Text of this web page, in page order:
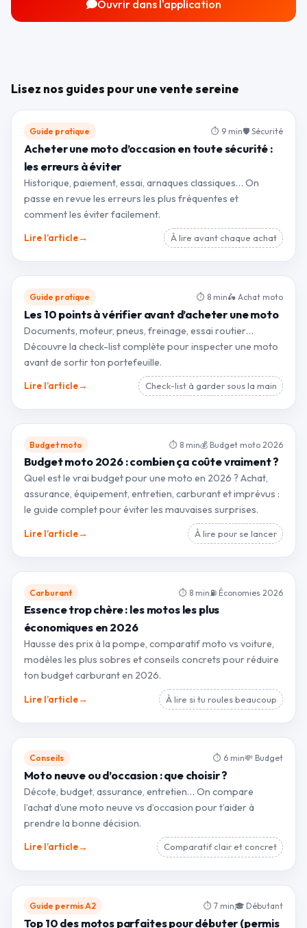
Ouvrir dans l'application
Lisez nos guides pour une vente sereine
Guide pratique ⏱ 9 min🛡 Sécurité
Acheter une moto d’occasion en toute sécurité :
les erreurs à éviter
Historique, paiement, essai, arnaques classiques… On
passe en revue les erreurs les plus fréquentes et
comment les éviter facilement.
Lire l’article→ À lire avant chaque achat
Guide pratique ⏱ 8 min🛵 Achat moto
Les 10 points à vérifier avant d’acheter une moto
Documents, moteur, pneus, freinage, essai routier…
Découvre la check-list complète pour inspecter une moto
avant de sortir ton portefeuille.
Lire l’article→ Check-list à garder sous la main
Budget moto ⏱ 8 min💰 Budget moto 2026
Budget moto 2026 : combien ça coûte vraiment ?
Quel est le vrai budget pour une moto en 2026 ? Achat,
assurance, équipement, entretien, carburant et imprévus :
le guide complet pour éviter les mauvaises surprises.
Lire l’article→ À lire pour se lancer
Carburant ⏱ 8 min ⛽ Économies 2026
Essence trop chère : les motos les plus
économiques en 2026
Hausse des prix à la pompe, comparatif moto vs voiture,
modèles les plus sobres et conseils concrets pour réduire
ton budget carburant en 2026.
Lire l’article→ À lire si tu roules beaucoup
Conseils ⏱ 6 min💸 Budget
Moto neuve ou d’occasion : que choisir ?
Décote, budget, assurance, entretien… On compare
l’achat d’une moto neuve vs d’occasion pour t’aider à
prendre la bonne décision.
Lire l’article→ Comparatif clair et concret
Guide permis A2 ⏱ 7 min🎓 Débutant
Top 10 des motos parfaites pour débuter (permis